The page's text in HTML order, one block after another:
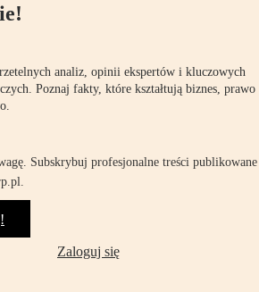
analiz, opinii ekspertów i kluczowych
Poznaj fakty, które kształtują biznes, prawo
Subskrybuj profesjonalne treści publikowane
Zaloguj się